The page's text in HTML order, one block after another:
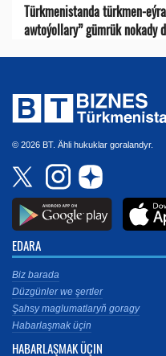
Türkmenistanda türkmen-
awtoýollary” gümrük nokady
© 2026 BT. Ähli hukuklar goralandyr.
EDARA
Biz barada
Düzgünler we şertler
Şahsy maglumatlaryň goragy
Habarlaşmak üçin
HABARLAŞMAK ÜÇIN